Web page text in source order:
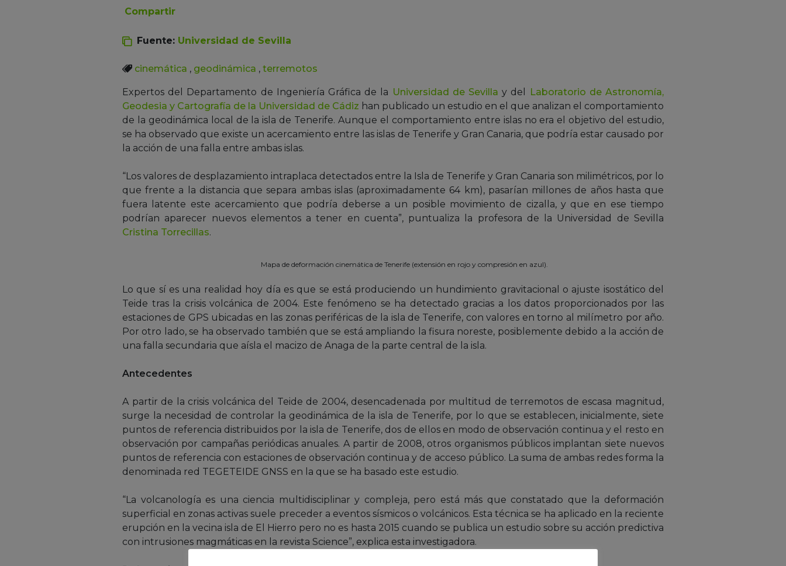
Compartir
Fuente: Universidad de Sevilla
cinemática , geodinámica , terremotos
Expertos del Departamento de Ingeniería Gráfica de la Universidad de Sevilla y del
Laboratorio de Astronomía,
Geodesia y Cartografía de la Universidad de Cádiz han publicado un estudio en el que analizan el comportamiento
de la geodinámica local de la isla de Tenerife. Aunque el comportamiento entre islas no era el objetivo del estudio,
se ha observado que existe un acercamiento entre las islas de Tenerife y Gran Canaria, que podría estar causado por
la acción de una falla entre ambas islas.
“Los valores de desplazamiento intraplaca detectados entre la Isla de Tenerife y Gran Canaria son milimétricos, por lo
que frente a la distancia que separa ambas islas (aproximadamente 64 km), pasarían millones de años hasta que
fuera latente este acercamiento que podría deberse a un posible movimiento de cizalla, y que en ese tiempo
podrían aparecer nuevos elementos a tener en cuenta”, puntualiza la profesora de la Universidad de Sevilla
Cristina Torrecillas.
Mapa de deformación cinemática de Tenerife (extensión en rojo y compresión en azul).
Lo que sí es una realidad hoy día es que se está produciendo un hundimiento gravitacional o ajuste isostático del
Teide tras la crisis volcánica de 2004. Este fenómeno se ha detectado gracias a los datos proporcionados por las
estaciones de GPS ubicadas en las zonas periféricas de la isla de Tenerife, con valores en torno al milímetro por año.
Por otro lado, se ha observado también que se está ampliando la fisura noreste, posiblemente debido a la acción de
una falla secundaria que aísla el macizo de Anaga de la parte central de la isla.
Antecedentes
A partir de la crisis volcánica del Teide de 2004, desencadenada por multitud de terremotos de escasa magnitud,
surge la necesidad de controlar la geodinámica de la isla de Tenerife, por lo que se establecen, inicialmente, siete
puntos de referencia distribuidos por la isla de Tenerife, dos de ellos en modo de observación continua y el resto en
observación por campañas periódicas anuales. A partir de 2008, otros organismos públicos implantan siete nuevos
puntos de referencia con estaciones de observación continua y de acceso público. La suma de ambas redes forma la
denominada red TEGETEIDE GNSS en la que se ha basado este estudio.
“La volcanología es una ciencia multidisciplinar y compleja, pero está más que constatado que la deformación
superficial en zonas activas suele preceder a eventos sísmicos o volcánicos. Esta técnica se ha aplicado en la reciente
erupción en la vecina isla de El Hierro pero no es hasta 2015 cuando se publica un estudio sobre su acción predictiva
con intrusiones magmáticas en la revista Science”, explica esta investigadora.